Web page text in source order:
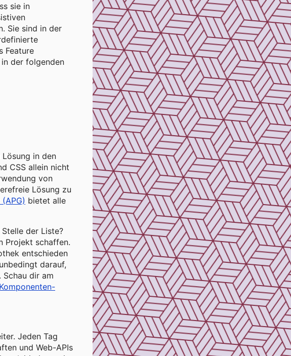
sie in
Sie sind in der
Feature
der folgenden
in den
CSS allein nicht
von
Lösung zu
bietet alle
der Liste?
Projekt schaffen.
entschieden
darauf,
dir am
Jeden Tag
und Web-APIs